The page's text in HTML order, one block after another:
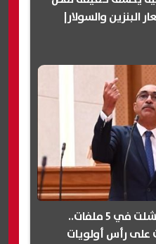
البنزين والسولار|
إيهاب منصور: الحكومة فشلت في 5 ملفات..
على رأس أولويات